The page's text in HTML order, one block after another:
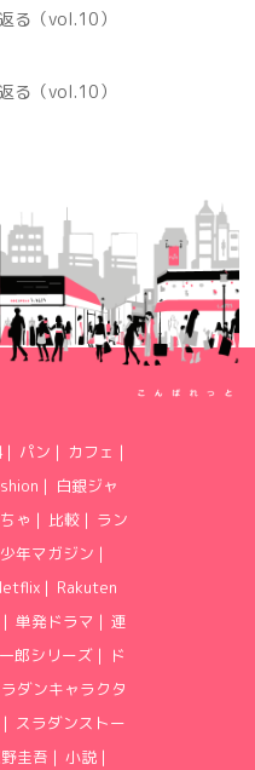
る（vol.10）
る（vol.10）
| パン | カフェ |
| 白銀ジャ
ゃ | 比較 | ラン
年マガジン |
| Rakuten
|単発ドラマ |連
郎シリーズ |
ド
ダンキャラクタ
| スラダンストー
圭吾 |小説 |